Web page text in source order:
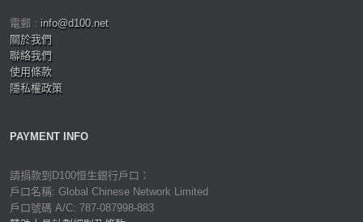
電郵 : info@d100.net
關於我們
聯絡我們
使用條款
隱私權政策
PAYMENT INFO
請捐款到D100恒生銀行戶口：
戶口名稱: Global Chinese Network Limited
戶口號碼 A/C: 787-087998-883